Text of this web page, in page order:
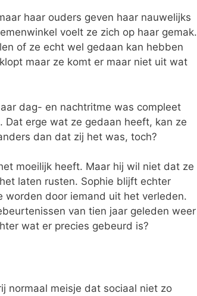
haar ouders geven haar nauwelijks
voelt ze zich op haar gemak.
of ze echt wel gedaan kan hebben
maar ze komt er maar niet uit wat
dag- en nachtritme was compleet
erge wat ze gedaan heeft, kan ze
dan dat zij het was, toch?
moeilijk heeft. Maar hij wil niet dat ze
laten rusten. Sophie blijft echter
door iemand uit het verleden.
van tien jaar geleden weer
wat er precies gebeurd is?
normaal meisje dat sociaal niet zo